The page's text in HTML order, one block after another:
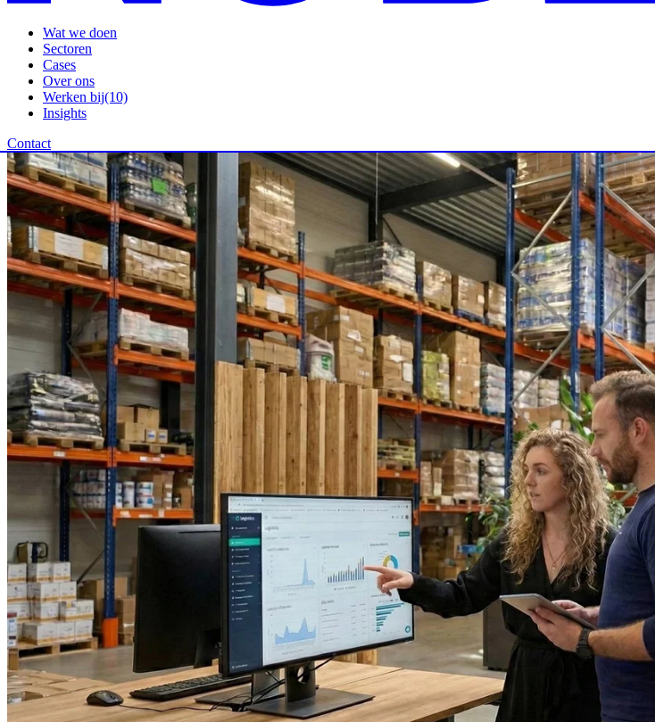
Wat we doen
Sectoren
Cases
Over ons
Werken bij(10)
Insights
Contact